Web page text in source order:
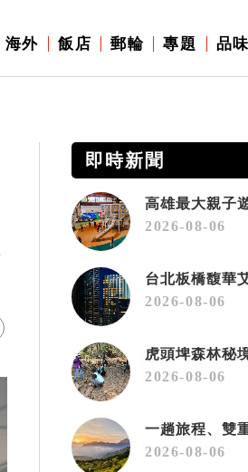
海外 飯店 郵輪 專題 品味
即時新聞
2026-08-06
2026-08-06
2026-08-06
2026-08-06